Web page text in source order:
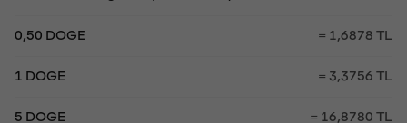
0,50 DOGE = 1,6878 TL
1 DOGE = 3,3756 TL
5 DOGE = 16,8780 TL